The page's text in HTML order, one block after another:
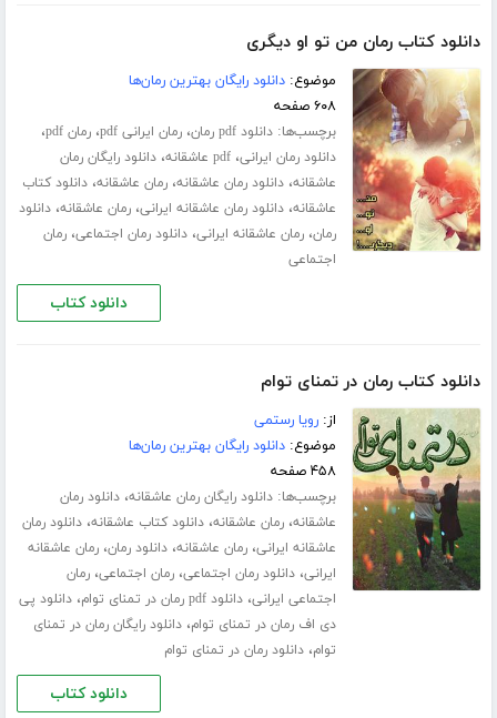
دانلود کتاب رمان من تو او دیگری
موضوع:دانلود رایگان بهترین رمان‌ها
۶۰۸ صفحه
برچسب‌ها:دانلود pdf رمان ،رمان ایرانی pdf ،رمان pdf ،
دانلود رمان ایرانی،pdf عاشقانه ،دانلود رایگان رمان
عاشقانه،دانلود رمان عاشقانه،رمان عاشقانه،دانلود کتاب
عاشقانه،دانلود رمان عاشقانه ایرانی،رمان عاشقانه،دانلود
رمان،رمان عاشقانه ایرانی،دانلود رمان اجتماعی،رمان
اجتماعی
دانلود کتاب
دانلود کتاب رمان در تمنای توام
از:رویا رستمی
موضوع:دانلود رایگان بهترین رمان‌ها
۴۵۸ صفحه
برچسب‌ها:دانلود رایگان رمان عاشقانه،دانلود رمان
عاشقانه،رمان عاشقانه،دانلود کتاب عاشقانه،دانلود رمان
عاشقانه ایرانی،رمان عاشقانه،دانلود رمان،رمان عاشقانه
ایرانی،دانلود رمان اجتماعی،رمان اجتماعی،رمان
اجتماعی ایرانی،دانلود pdf رمان در تمنای توام ،دانلود پی
دی اف رمان در تمنای توام،دانلود رایگان رمان در تمنای
توام،دانلود رمان در تمنای توام
دانلود کتاب